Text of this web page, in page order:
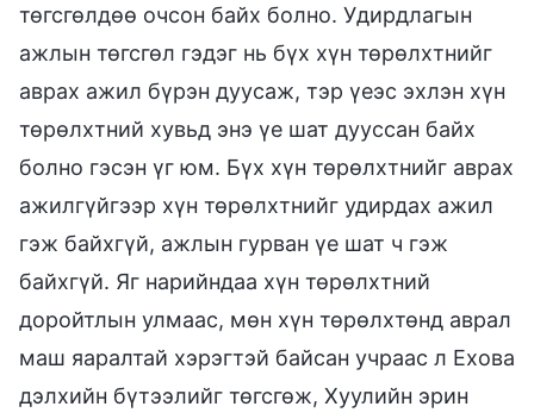
төгсгөлдөө очсон байх болно. Удирдлагын
ажлын төгсгөл гэдэг нь бүх хүн төрөлхтнийг
аврах ажил бүрэн дуусаж, тэр үеэс эхлэн хүн
төрөлхтний хувьд энэ үе шат дууссан байх
болно гэсэн үг юм. Бүх хүн төрөлхтнийг аврах
ажилгүйгээр хүн төрөлхтнийг удирдах ажил
гэж байхгүй, ажлын гурван үе шат ч гэж
байхгүй. Яг нарийндаа хүн төрөлхтний
доройтлын улмаас, мөн хүн төрөлхтөнд аврал
маш яаралтай хэрэгтэй байсан учраас л Ехова
дэлхийн бүтээлийг төгсгөж, Хуулийн эрин